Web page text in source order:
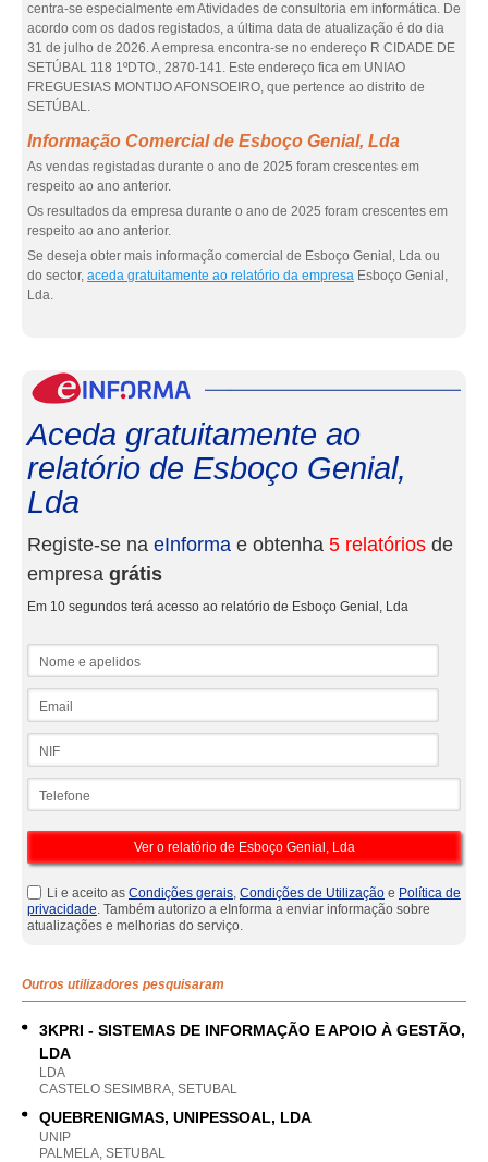
centra-se especialmente em Atividades de consultoria em informática. De
acordo com os dados registados, a última data de atualização é do dia
31 de julho de 2026. A empresa encontra-se no endereço R CIDADE DE
SETÚBAL 118 1ºDTO., 2870-141. Este endereço fica em UNIAO
FREGUESIAS MONTIJO AFONSOEIRO, que pertence ao distrito de
SETÚBAL.
Informação Comercial de Esboço Genial, Lda
As vendas registadas durante o ano de 2025 foram crescentes em
respeito ao ano anterior.
Os resultados da empresa durante o ano de 2025 foram crescentes em
respeito ao ano anterior.
Se deseja obter mais informação comercial de Esboço Genial, Lda ou
do sector, aceda gratuitamente ao relatório da empresa Esboço Genial,
Lda.
Aceda gratuitamente ao
relatório de Esboço Genial,
Lda
Registe-se na eInforma e obtenha 5 relatórios de
empresa grátis
Em 10 segundos terá acesso ao relatório de Esboço Genial, Lda
Li e aceito as Condições gerais, Condições de Utilização e Política de
privacidade. Também autorizo a eInforma a enviar informação sobre
atualizações e melhorias do serviço.
Outros utilizadores pesquisaram
3KPRI - SISTEMAS DE INFORMAÇÃO E APOIO À GESTÃO,
LDA
LDA
CASTELO SESIMBRA, SETUBAL
QUEBRENIGMAS, UNIPESSOAL, LDA
UNIP
PALMELA, SETUBAL